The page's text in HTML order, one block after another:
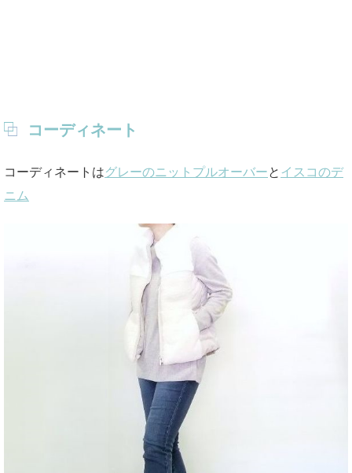
コーディネート
コーディネートはグレーのニットプルオーバーと イスコのデ
ニム